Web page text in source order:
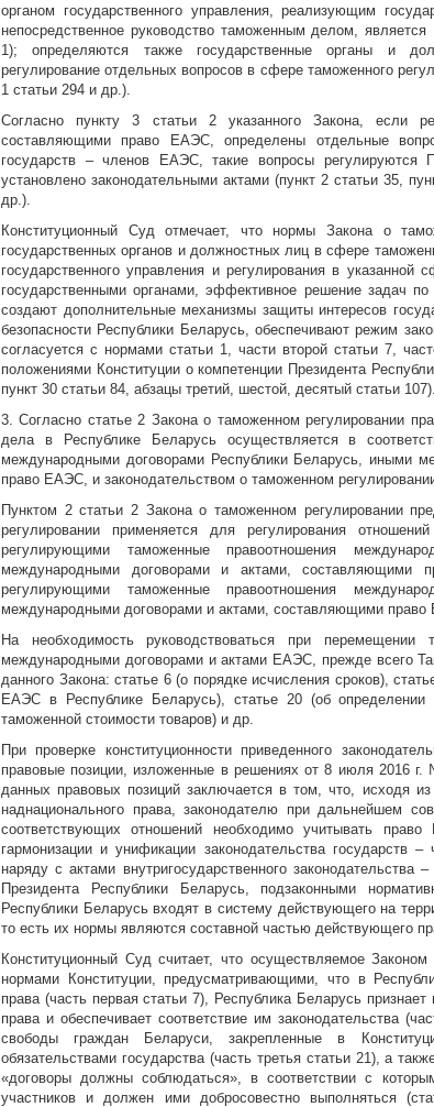
органом государственного управления, реализующим
непосредственное руководство таможенным делом,
1); определяются также государственные органы и
регулирование отдельных вопросов в сфере таможенного
1 статьи 294 и др.).
Согласно пункту 3 статьи 2 указанного Закона, если
составляющими право ЕАЭС, определены отдельные
государств – членов ЕАЭС, такие вопросы регулируются
установлено законодательными актами (пункт 2 статьи 35,
др.).
Конституционный Суд отмечает, что нормы Закона о
государственных органов и должностных лиц в сфере
государственного управления и регулирования в
государственными органами, эффективное решение задач
создают дополнительные механизмы защиты интересов
безопасности Республики Беларусь, обеспечивают режим
согласуется с нормами статьи 1, части второй статьи 7,
положениями Конституции о компетенции Президента
пункт 30 статьи 84, абзацы третий, шестой, десятый статьи 107).
3. Согласно статье 2 Закона о таможенном регулировании
дела в Республике Беларусь осуществляется в
международными договорами Республики Беларусь, иными
право ЕАЭС, и законодательством о таможенном
Пунктом 2 статьи 2 Закона о таможенном регулировании
регулировании применяется для регулирования
регулирующими таможенные правоотношения
международными договорами и актами, составляющими
регулирующими таможенные правоотношения
международными договорами и актами, составляющими
На необходимость руководствоваться при
международными договорами и актами ЕАЭС, прежде всего
данного Закона: статье 6 (о порядке исчисления сроков),
ЕАЭС в Республике Беларусь), статье 20 (об определении
таможенной стоимости товаров) и др.
При проверке конституционности приведенного
правовые позиции, изложенные в решениях от 8 июля 2016
данных правовых позиций заключается в том, что, исходя
наднационального права, законодателю при дальнейшем
соответствующих отношений необходимо учитывать
гармонизации и унификации законодательства государств –
наряду с актами внутригосударственного
Президента Республики Беларусь, подзаконными
Республики Беларусь входят в систему действующего на
то есть их нормы являются составной частью действующего
Конституционный Суд считает, что осуществляемое
нормами Конституции, предусматривающими, что в
права (часть первая статьи 7), Республика Беларусь
права и обеспечивает соответствие им законодательства
свободы граждан Беларуси, закрепленные в
обязательствами государства (часть третья статьи 21), а
«договоры должны соблюдаться», в соответствии с
участников и должен ими добросовестно выполняться